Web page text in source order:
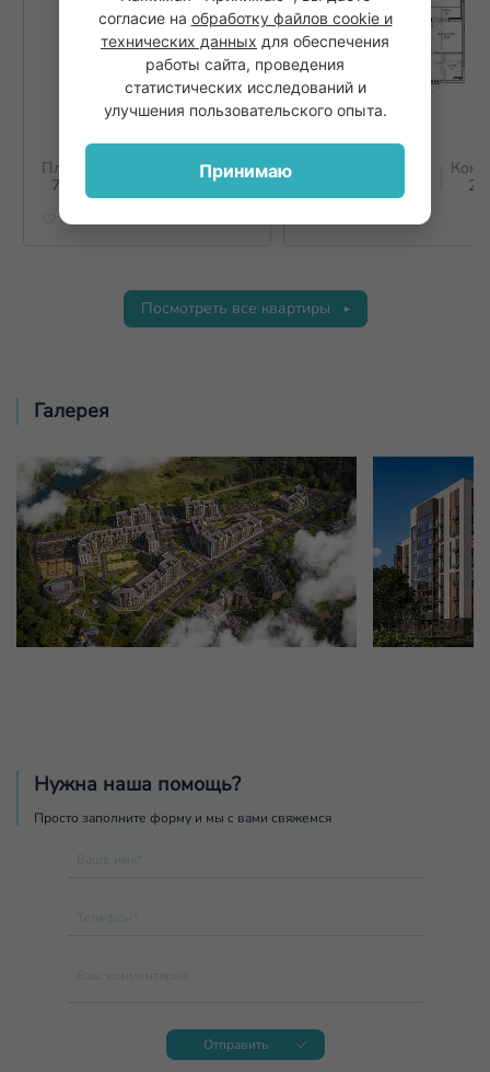
Площадь
71.6
Комнат
2+
2+
Посмотреть все квартиры
Галерея
Нужна наша помощь?
Просто заполните форму и мы с вами свяжемся
Ваше имя*
Телефон*
Ваш комментарий
Отправить
согласие на обработку файлов cookie и
технических данных для обеспечения
работы сайта, проведения
статистических исследований и
улучшения пользовательского опыта.
Принимаю